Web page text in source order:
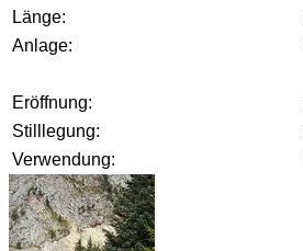
Länge:
Anlage:
Eröffnung:
Stilllegung:
Verwendung: